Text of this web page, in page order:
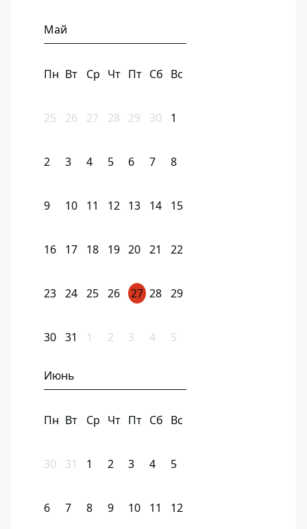
Май
Пн Вт Ср Чт Пт Сб Вс
25 26 27 28 29 30 1
2 3 4 5 6 7 8
9 10 11 12 13 14 15
16 17 18 19 20 21 22
23 24 25 26 27 28 29
30 31 1 2 3 4 5
Июнь
Пн Вт Ср Чт Пт Сб Вс
30 31 1 2 3 4 5
6 7 8 9 10 11 12